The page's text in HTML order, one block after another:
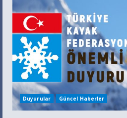
Duyurular Güncel Haberler